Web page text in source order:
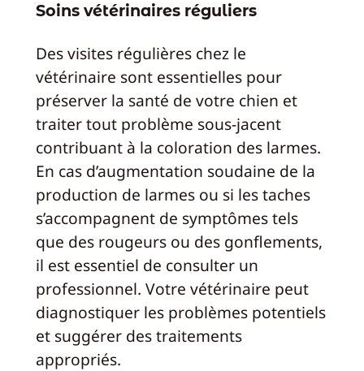
Soins vétérinaires réguliers
Des visites régulières chez le
vétérinaire sont essentielles pour
préserver la santé de votre chien et
traiter tout problème sous-jacent
contribuant à la coloration des larmes.
En cas d’augmentation soudaine de la
production de larmes ou si les taches
s’accompagnent de symptômes tels
que des rougeurs ou des gonflements,
il est essentiel de consulter un
professionnel. Votre vétérinaire peut
diagnostiquer les problèmes potentiels
et suggérer des traitements
appropriés.